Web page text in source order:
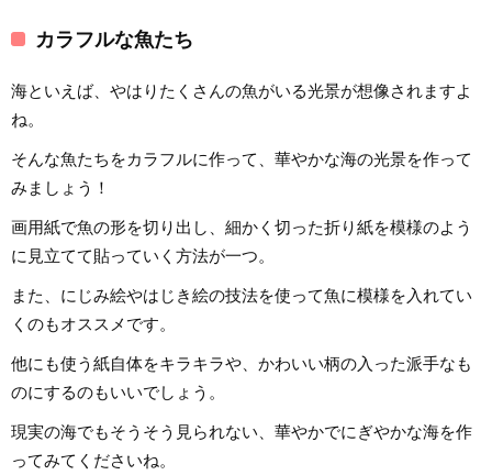
カラフルな魚たち
海といえば、やはりたくさんの魚がいる光景が想像されますよ
ね。
そんな魚たちをカラフルに作って、華やかな海の光景を作って
みましょう！
画用紙で魚の形を切り出し、細かく切った折り紙を模様のよう
に見立てて貼っていく方法が一つ。
また、にじみ絵やはじき絵の技法を使って魚に模様を入れてい
くのもオススメです。
他にも使う紙自体をキラキラや、かわいい柄の入った派手なも
のにするのもいいでしょう。
現実の海でもそうそう見られない、華やかでにぎやかな海を作
ってみてくださいね。